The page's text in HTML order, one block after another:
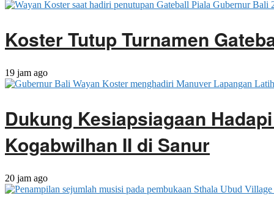
Koster Tutup Turnamen
19 jam ago
Dukung Kesiapsiagaan
Kogabwilhan II di Sanur
20 jam ago